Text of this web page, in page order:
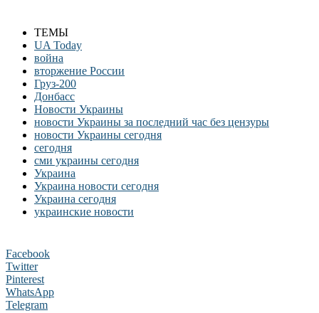
ТЕМЫ
UA Today
война
вторжение России
Груз-200
Донбасс
Новости Украины
новости Украины за последний час без цензуры
новости Украины сегодня
сегодня
сми украины сегодня
Украина
Украина новости сегодня
Украина сегодня
украинские новости
Facebook
Twitter
Pinterest
WhatsApp
Telegram